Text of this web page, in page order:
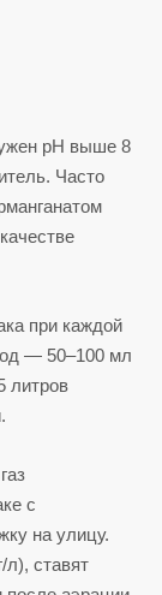
pH выше 8
Часто
при каждой
— 50–100 мл
литров
с
на улицу.
ставят